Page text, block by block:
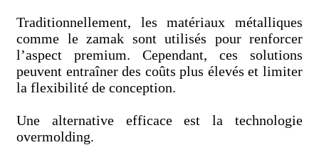
Traditionnellement, les matériaux métalliques
comme le zamak sont utilisés pour renforcer
l’aspect premium. Cependant, ces solutions
peuvent entraîner des coûts plus élevés et limiter
la flexibilité de conception.
Une alternative efficace est la technologie
overmolding.